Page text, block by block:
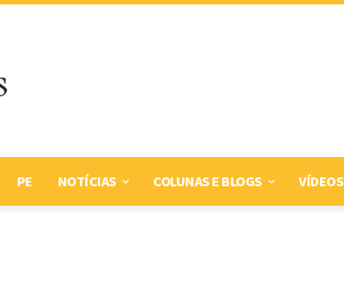
PE NOTÍCIAS COLUNAS E BLOGS VÍDEOS